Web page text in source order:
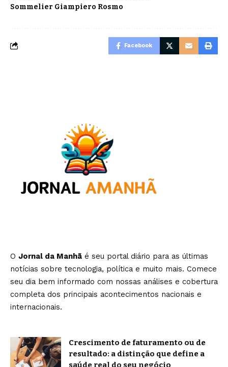
Sommelier Giampiero Rosmo
Facebook
O Jornal da Manhã é seu portal diário para as últimas
notícias sobre tecnologia, política e muito mais. Comece
seu dia bem informado com nossas análises e cobertura
completa dos principais acontecimentos nacionais e
internacionais.
Crescimento de faturamento ou de
resultado: a distinção que define a
saúde real do seu negócio